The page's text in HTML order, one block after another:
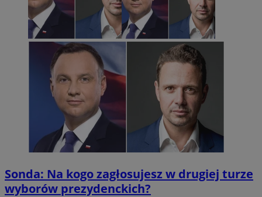
Sonda: Na kogo zagłosujesz w drugiej turze
wyborów prezydenckich?